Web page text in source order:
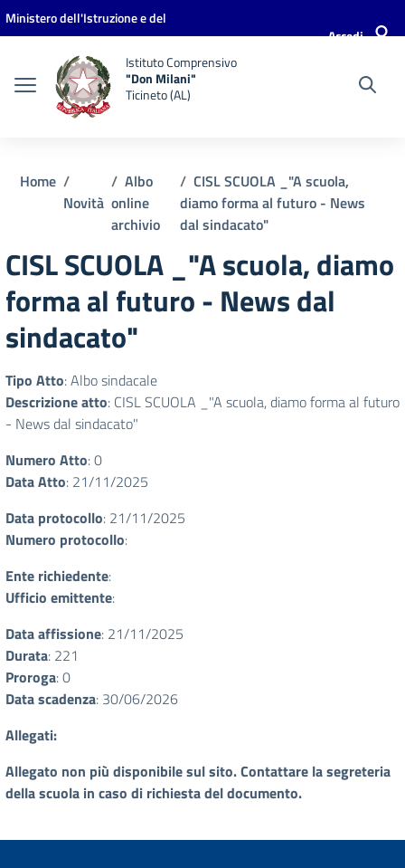
Vai ai contenuti
Vai al menu di navigazione
Vai al footer
Ministero dell'Istruzione e del
Accedi
Istituto Comprensivo
"Don Milani"
Ticineto (AL)
Home
Novità
Albo
online
archivio
CISL SCUOLA _"A scuola,
diamo forma al futuro - News
dal sindacato"
CISL SCUOLA _"A scuola, diamo
forma al futuro - News dal
sindacato"
Tipo Atto: Albo sindacale
Descrizione atto: CISL SCUOLA _"A scuola, diamo forma al futuro
- News dal sindacato"
Numero Atto: 0
Data Atto: 21/11/2025
Data protocollo: 21/11/2025
Numero protocollo:
Ente richiedente:
Ufficio emittente:
Data affissione: 21/11/2025
Durata: 221
Proroga: 0
Data scadenza: 30/06/2026
Allegati:
Allegato non più disponibile sul sito. Contattare la segreteria
della scuola in caso di richiesta del documento.